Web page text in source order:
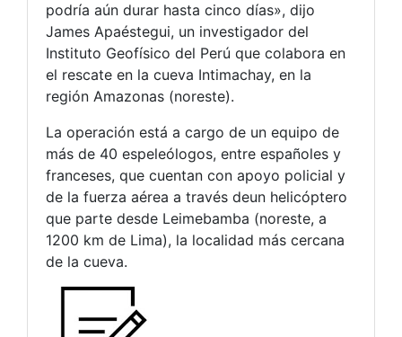
podría aún durar hasta cinco días», dijo
James Apaéstegui, un investigador del
Instituto Geofísico del Perú que colabora en
el rescate en la cueva Intimachay, en la
región Amazonas (noreste).
La operación está a cargo de un equipo de
más de 40 espeleólogos, entre españoles y
franceses, que cuentan con apoyo policial y
de la fuerza aérea a través deun helicóptero
que parte desde Leimebamba (noreste, a
1200 km de Lima), la localidad más cercana
de la cueva.